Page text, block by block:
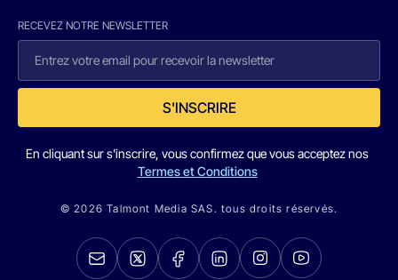
RECEVEZ NOTRE NEWSLETTER
S'INSCRIRE
En cliquant sur s'inscrire, vous confirmez que vous acceptez nos
Termes et Conditions
© 2026 Talmont Media SAS. tous droits réservés.